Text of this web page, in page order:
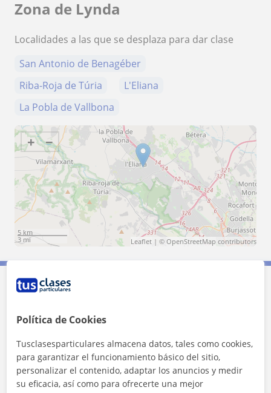
Zona de Lynda
Localidades a las que se desplaza para dar clase
San Antonio de Benagéber
Riba-Roja de Túria
L'Eliana
La Pobla de Vallbona
+ −
5 km
3 mi
Leaflet | © OpenStreetMap contributors
Contacta con Lynda
Política de Cookies
Tusclasesparticulares almacena datos, tales como cookies,
para garantizar el funcionamiento básico del sitio,
personalizar el contenido, adaptar los anuncios y medir
su eficacia, así como para ofrecerte una mejor